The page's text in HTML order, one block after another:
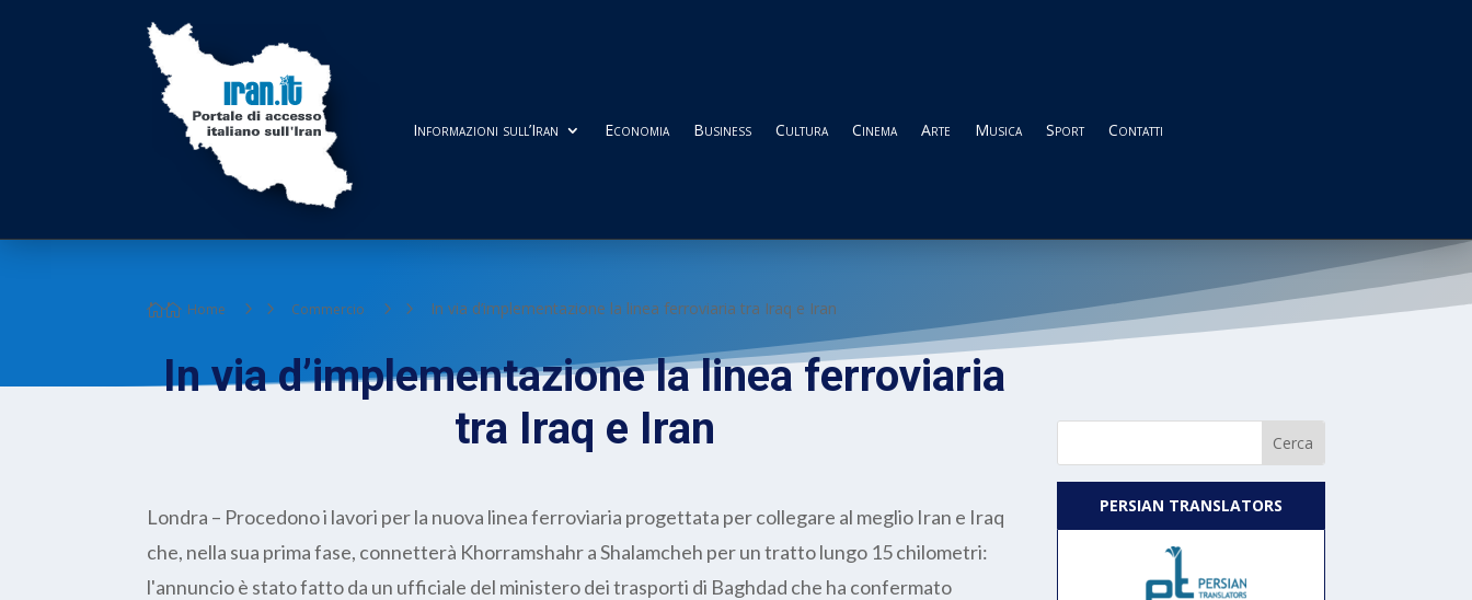
Informazioni sull’Iran Economia Business Cultura Cinema Arte Musica Sport Contatti
 Home 5 Commercio 5 In via d’implementazione la linea ferroviaria tra Iraq e Iran
In via d’implementazione la linea ferroviaria
tra Iraq e Iran
Londra – Procedono i lavori per la nuova linea ferroviaria progettata per collegare al meglio Iran e Iraq
che, nella sua prima fase, connetterà Khorramshahr a Shalamcheh per un tratto lungo 15 chilometri:
l'annuncio è stato fatto da un ufficiale del ministero dei trasporti di Baghdad che ha confermato
PERSIAN TRANSLATORS